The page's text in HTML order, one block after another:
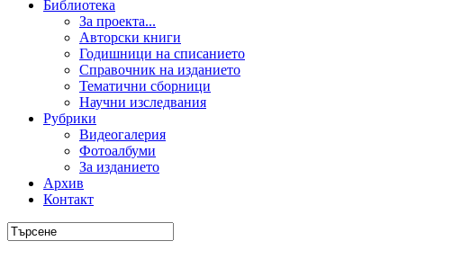
Библиотека
За проекта...
Авторски книги
Годишници на списанието
Справочник на изданието
Тематични сборници
Научни изследвания
Рубрики
Видеогалерия
Фотоалбуми
За изданието
Архив
Контакт